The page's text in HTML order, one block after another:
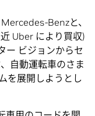
Benzと、
Uber により買収)
ー ビジョンからセ
自動運転車のさま
を展開しようとし